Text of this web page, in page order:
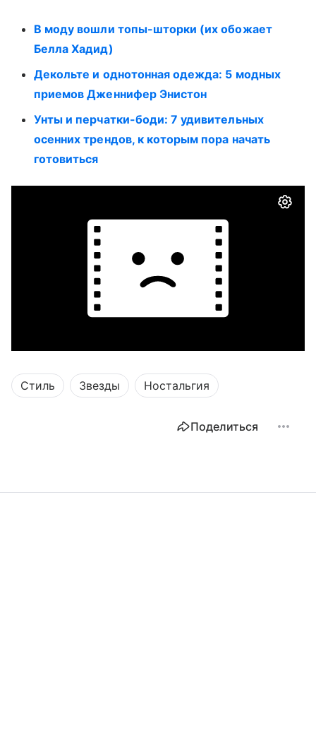
В моду вошли топы-шторки (их обожает
Белла Хадид)
Декольте и однотонная одежда: 5 модных
приемов Дженнифер Энистон
Унты и перчатки-боди: 7 удивительных
осенних трендов, к которым пора начать
готовиться
Стиль Звезды Ностальгия
Поделиться